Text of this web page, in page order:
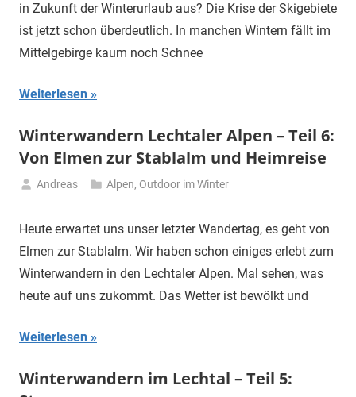
in Zukunft der Winterurlaub aus? Die Krise der Skigebiete
ist jetzt schon überdeutlich. In manchen Wintern fällt im
Mittelgebirge kaum noch Schnee
Weiterlesen
Winterwandern Lechtaler Alpen – Teil 6:
Von Elmen zur Stablalm und Heimreise
Januar
Andreas Alpen, Outdoor im Winter
Heute erwartet uns unser letzter Wandertag, es geht von
Elmen zur Stablalm. Wir haben schon einiges erlebt zum
Winterwandern in den Lechtaler Alpen. Mal sehen, was
heute auf uns zukommt. Das Wetter ist bewölkt und
Weiterlesen
Winterwandern im Lechtal – Teil 5: